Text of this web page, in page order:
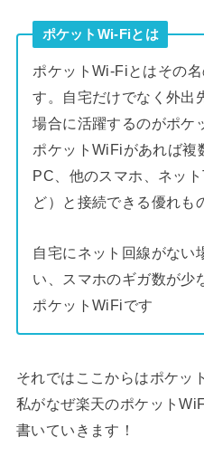
ポケットWi-Fiとは
ポケットWi-Fiとはその
す。自宅だけでなく外出
場合に活躍するのがポケ
ポケットWiFiがあれば複
PC、他のスマホ、ネッ
ど）と接続できる優れも
自宅にネット回線がない
い、スマホのギガ数が少
ポケットWiFiです
それではここからはポケッ
私がなぜ楽天のポケット
書いていきます！